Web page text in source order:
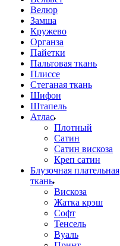
Велюр
Замша
Кружево
Органза
Пайетки
Пальтовая ткань
Плиссе
Стеганая ткань
Шифон
Штапель
Атлас
Плотный
Сатин
Сатин вискоза
Креп сатин
Блузочная плательная
ткань
Вискоза
Жатка крэш
Софт
Тенсель
Вуаль